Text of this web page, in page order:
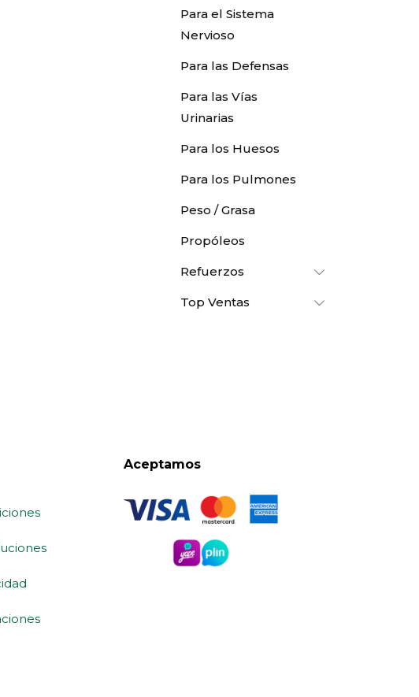
Para el Sistema
Nervioso
Para las Defensas
Para las Vías
Urinarias
Para los Huesos
Para los Pulmones
Peso / Grasa
Propóleos
Refuerzos
Top Ventas
Aceptamos